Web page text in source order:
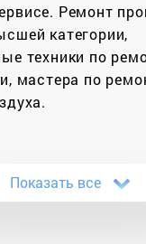
Ремонт
категории,
техники по
мастера по
весь комплекс
Показать все